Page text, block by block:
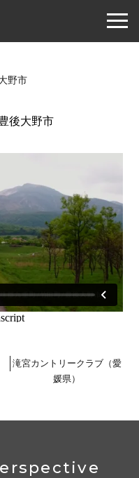
野市
後大野市
滝宮カントリークラブ（愛
媛県）